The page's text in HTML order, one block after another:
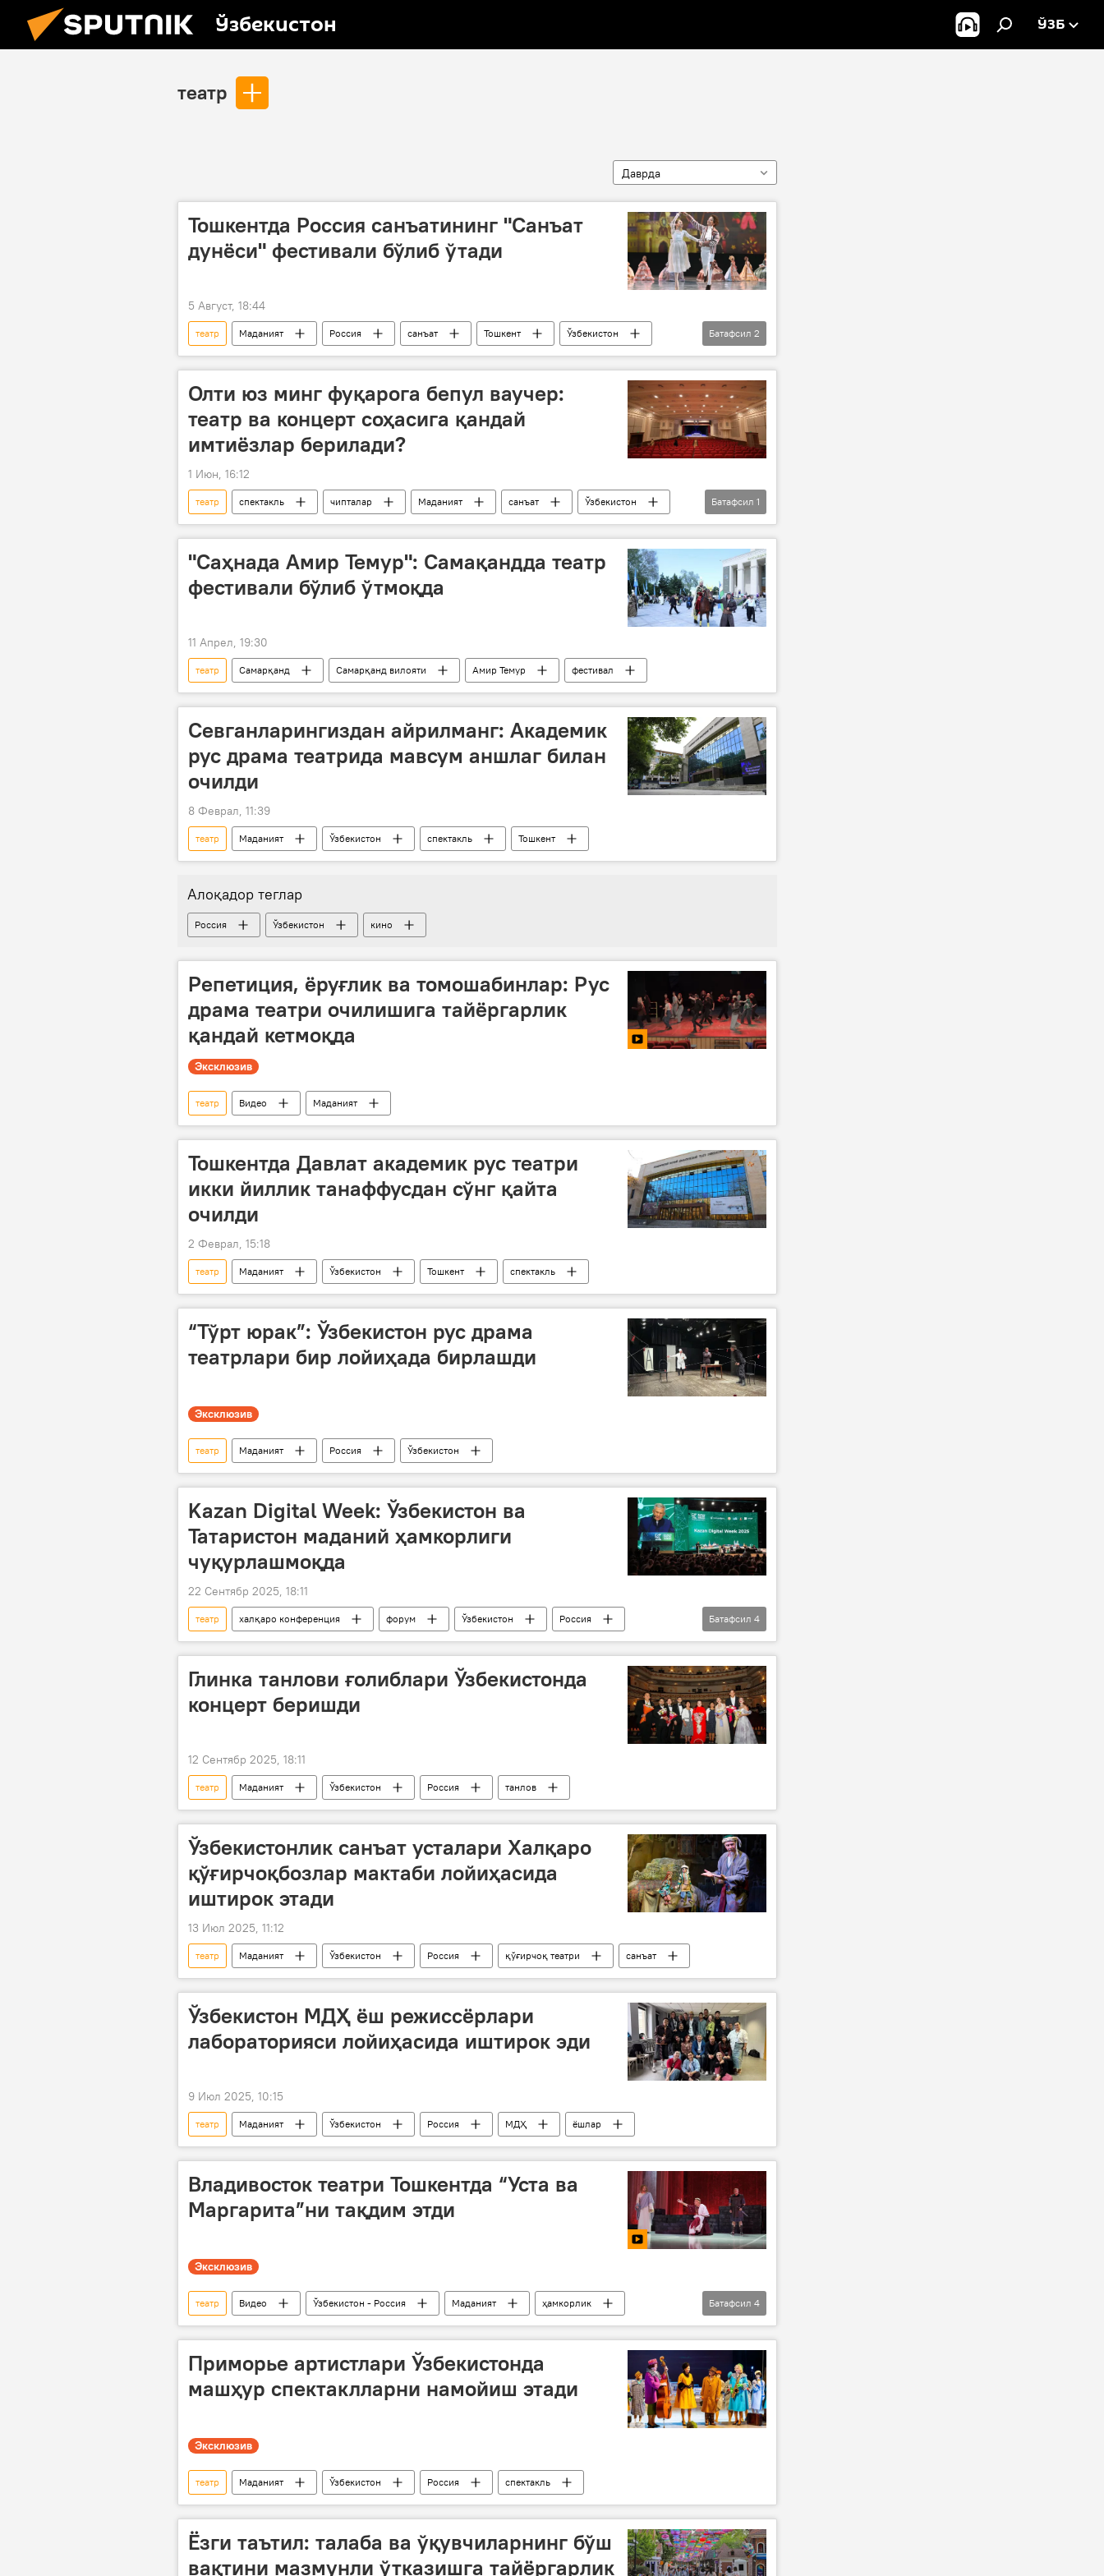
Ўзбекистон ЎЗБ
театр
Даврда
Тошкентда Россия санъатининг "Санъат
дунёси" фестивали бўлиб ўтади
5 Август, 18:44
театр Маданият Россия санъат Тошкент
Ўзбекистон
балет
кино
Батафсил 2
Олти юз минг фуқарога бепул ваучер:
театр ва концерт соҳасига қандай
имтиёзлар берилади?
1 Июн, 16:12
театр спектакль чипталар Маданият санъат
Ўзбекистон
Жамият
Батафсил 1
"Саҳнада Амир Темур": Самақандда театр
фестивали бўлиб ўтмоқда
11 Апрел, 19:30
театр Самарқанд Самарқанд вилояти Амир Темур фестивал
Севганларингиздан айрилманг: Академик
рус драма театрида мавсум аншлаг билан
очилди
8 Феврал, 11:39
театр Маданият Ўзбекистон спектакль Тошкент
Алоқадор теглар
Россия Ўзбекистон кино
Репетиция, ёруғлик ва томошабинлар: Рус
драма театри очилишига тайёргарлик
қандай кетмоқда
Эксклюзив
театр Видео Маданият
Тошкентда Давлат академик рус театри
икки йиллик танаффусдан сўнг қайта
очилди
2 Феврал, 15:18
театр Маданият Ўзбекистон Тошкент спектакль
“Тўрт юрак”: Ўзбекистон рус драма
театрлари бир лойиҳада бирлашди
Эксклюзив
театр Маданият Россия Ўзбекистон
Kazan Digital Week: Ўзбекистон ва
Татаристон маданий ҳамкорлиги
чуқурлашмоқда
22 Сентябр 2025, 18:11
театр халқаро конференция форум Ўзбекистон
Россия
Маданият
Маданият вазирлиги рақамли технологиялар сунъий интеллект
Батафсил 4
Глинка танлови ғолиблари Ўзбекистонда
концерт беришди
12 Сентябр 2025, 18:11
театр Маданият Ўзбекистон Россия танлов
Ўзбекистонлик санъат усталари Халқаро
қўғирчоқбозлар мактаби лойиҳасида
иштирок этади
13 Июл 2025, 11:12
театр Маданият Ўзбекистон Россия қўғирчоқ театри санъат
Ўзбекистон МДҲ ёш режиссёрлари
лабораторияси лойиҳасида иштирок эди
9 Июл 2025, 10:15
театр Маданият Ўзбекистон Россия МДҲ ёшлар
Владивосток театри Тошкентда “Уста ва
Маргарита”ни тақдим этди
Эксклюзив
театр Видео Ўзбекистон - Россия Маданият
ҳамкорлик
спектакль
Тошкент Самарқанд Фарғона
Батафсил 4
Приморье артистлари Ўзбекистонда
машҳур спектаклларни намойиш этади
Эксклюзив
театр Маданият Ўзбекистон Россия спектакль
Ёзги таътил: талаба ва ўқувчиларнинг бўш
вақтини мазмунли ўтказишга тайёргарлик